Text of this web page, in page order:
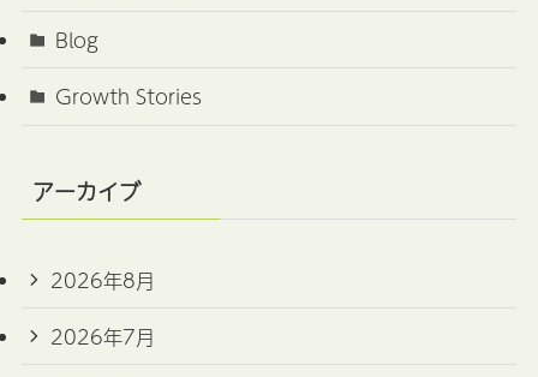
Blog
Growth Stories
アーカイブ
2026年8月
2026年7月